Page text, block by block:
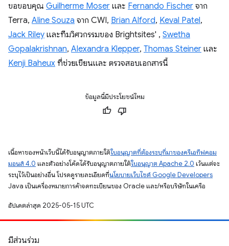
ขอขอบคุณ Guilherme Moser และ Fernando Fischer จาก
Terra, Aline Souza จาก CWI, Brian Alford, Keval Patel,
Jack Riley และทีมวิศวกรรมของ Brightsites' , Swetha
Gopalakrishnan, Alexandra Klepper, Thomas Steiner และ
Kenji Baheux ที่ช่วยเขียนและ ตรวจสอบเอกสารนี้
ข้อมูลนี้มีประโยชน์ไหม
เนื้อหาของหน้าเว็บนี้ได้รับอนุญาตภายใต้ใบอนุญาตที่ต้องระบุที่มาของครีเอทีฟคอม
มอนส์ 4.0 และตัวอย่างโค้ดได้รับอนุญาตภายใต้ใบอนุญาต Apache 2.0 เว้นแต่จะ
ระบุไว้เป็นอย่างอื่น โปรดดูรายละเอียดที่นโยบายเว็บไซต์ Google Developers
Java เป็นเครื่องหมายการค้าจดทะเบียนของ Oracle และ/หรือบริษัทในเครือ
อัปเดตล่าสุด 2025-05-15 UTC
มีส่วนร่วม